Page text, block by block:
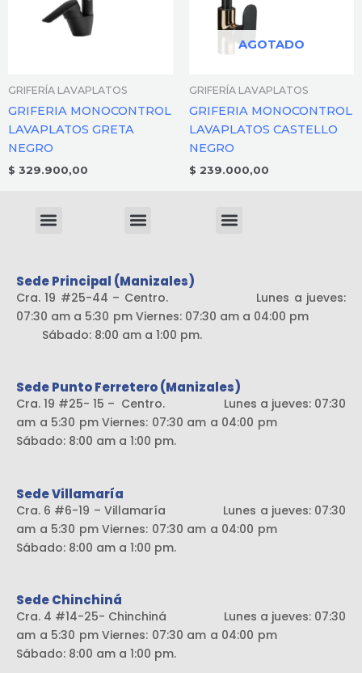
GRIFERÍA LAVAPLATOS
GRIFERIA MONOCONTROL
LAVAPLATOS GRETA
NEGRO
$ 329.900,00
AGOTADO
GRIFERÍA LAVAPLATOS
GRIFERIA MONOCONTROL
LAVAPLATOS CASTELLO
NEGRO
$ 239.000,00
Menu Menu Menu
Sede Principal (Manizales)
Cra. 19 #25-44 – Centro. Lunes a jueves:
07:30 am a 5:30 pm Viernes: 07:30 am a 04:00 pm
Sábado: 8:00 am a 1:00 pm.
Sede Punto Ferretero (Manizales)
Cra. 19 #25- 15 – Centro. Lunes a jueves: 07:30
am a 5:30 pm Viernes: 07:30 am a 04:00 pm
Sábado: 8:00 am a 1:00 pm.
Sede Villamaría
Cra. 6 #6-19 – Villamaría Lunes a jueves: 07:30
am a 5:30 pm Viernes: 07:30 am a 04:00 pm
Sábado: 8:00 am a 1:00 pm.
Sede Chinchiná
Cra. 4 #14-25- Chinchiná Lunes a jueves: 07:30
am a 5:30 pm Viernes: 07:30 am a 04:00 pm
Sábado: 8:00 am a 1:00 pm.